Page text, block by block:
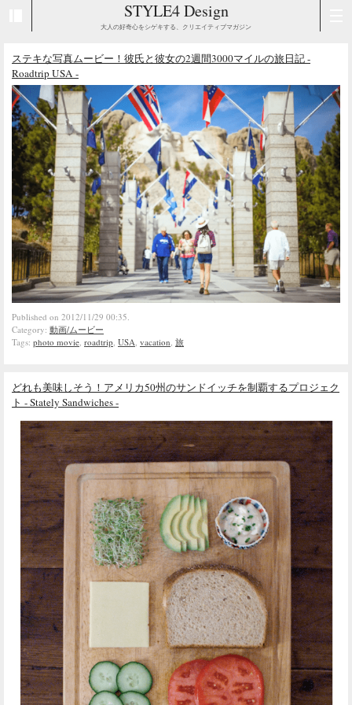
STYLE4 Design
大人の好奇心をシゲキする、クリエイティブマガジン
ステキな写真ムービー！彼氏と彼女の2週間3000マイルの旅日記 -
Roadtrip USA -
Published on 2012/11/29 00:35.
Category: 動画/ムービー
Tags: photo movie, roadtrip, USA, vacation, 旅
どれも美味しそう！アメリカ50州のサンドイッチを制覇するプロジェク
ト - Stately Sandwiches -